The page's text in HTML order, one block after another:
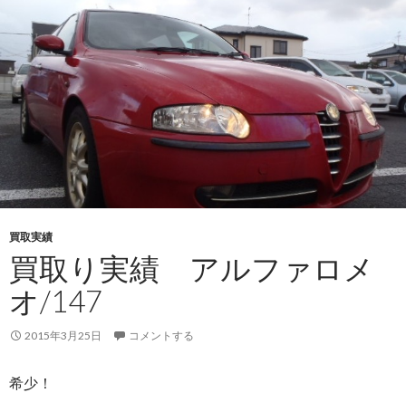
買取実績
買取り実績 アルファロメ
オ/147
2015年3月25日 コメントする
希少！